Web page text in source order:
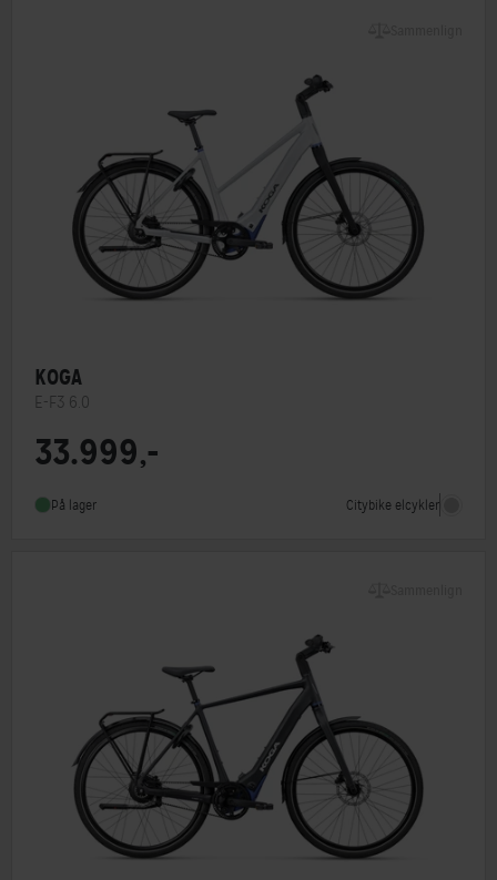
KOGA
E-F3 6.0
Motorplacering
Stelmateriale
Aluminium
33.999,-
På lager Citybike elcykler